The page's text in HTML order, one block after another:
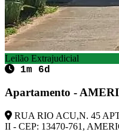
Leilão Extrajudicial
1m 6d
Apartamento -
RUA RIO ACU,N. 45
II - CEP: 13470-761,